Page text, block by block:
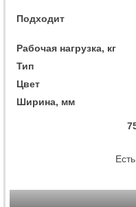
Подходит
Рабочая нагрузка, кг
Тип
Цвет
Ширина, мм